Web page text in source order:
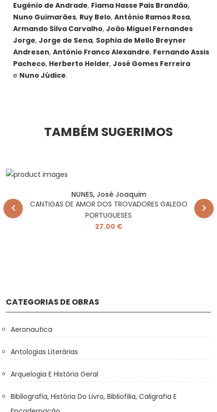
CATEGORIAS DE OBRAS
Aeronautica
Antologias Literárias
Arquelogia E História Geral
Bibliografia, História Do Livro, Bibliofilia, Caligrafia E
Eugénio de Andrade, Fiama Hasse Pais Brandão,
Nuno Guimarães, Ruy Belo, António Ramos Rosa,
Armando Silva Carvalho, João Miguel Fernandes
Jorge, Jorge de Sena, Sophia de Mello Breyner
Andresen, António Franco Alexandre, Fernando Assis
Pacheco, Herberto Helder, José Gomes Ferreira
e Nuno Júdice.
TAMBÉM SUGERIMOS
NUNES, José Joaquim
CANTIGAS DE AMOR DOS TROVADORES GALEGO
PORTUGUESES
27.00 €